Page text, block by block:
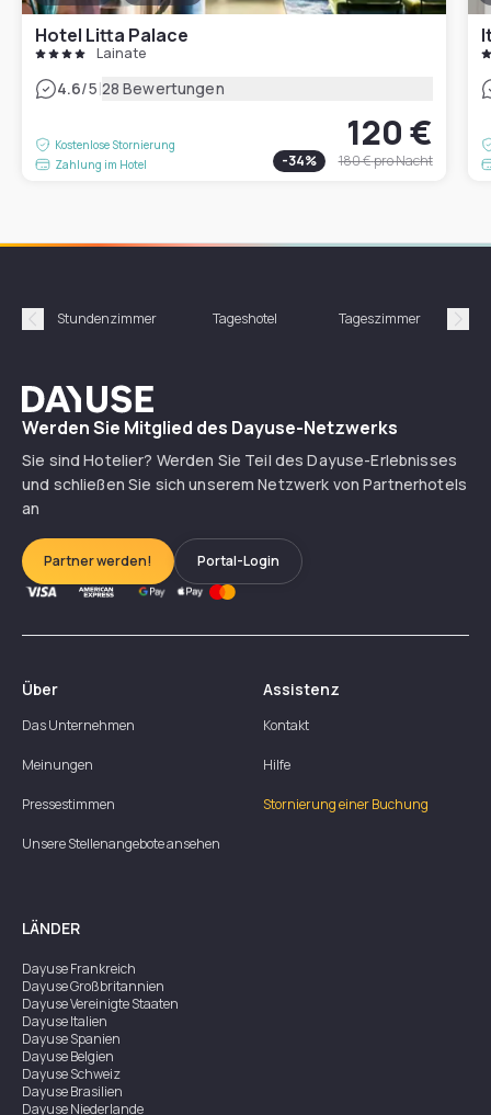
Hotel Litta Palace
Lainate
4.6/5|28 Bewertungen
Kostenlose Stornierung
Zahlung im Hotel
120 €
-34% 180 €pro Nacht
Précédent
Stundenzimmer Tageshotel Tageszimmer
Dayuse
Werden Sie Mitglied des Dayuse-Netzwerks
Sie sind Hotelier? Werden Sie Teil des Dayuse-Erlebnisses
und schließen Sie sich unserem Netzwerk von Partnerhotels
an
Partner werden! Portal-Login
Über
Das Unternehmen
Meinungen
Pressestimmen
Unsere Stellenangebote ansehen
Assistenz
Kontakt
Hilfe
Stornierung einer Buchung
LÄNDER
DayuseFrankreich
DayuseGroßbritannien
DayuseVereinigte Staaten
DayuseItalien
DayuseSpanien
DayuseBelgien
DayuseSchweiz
DayuseBrasilien
DayuseNiederlande